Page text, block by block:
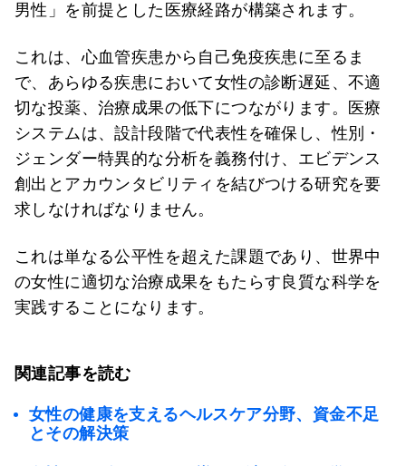
男性」を前提とした医療経路が構築されます。
これは、心血管疾患から自己免疫疾患に至るま
で、あらゆる疾患において女性の診断遅延、不適
切な投薬、治療成果の低下につながります。医療
システムは、設計段階で代表性を確保し、性別・
ジェンダー特異的な分析を義務付け、エビデンス
創出とアカウンタビリティを結びつける研究を要
求しなければなりません。
これは単なる公平性を超えた課題であり、世界中
の女性に適切な治療成果をもたらす良質な科学を
実践することになります。
関連記事を読む
女性の健康を支えるヘルスケア分野、資金不足
とその解決策